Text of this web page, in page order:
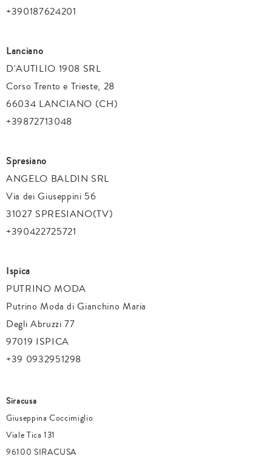
+390187624201
Lanciano
D'AUTILIO 1908 SRL
Corso Trento e Trieste, 28
66034 LANCIANO (CH)
+39872713048
Spresiano
ANGELO BALDIN SRL
Via dei Giuseppini 56
31027 SPRESIANO(TV)
+390422725721
Ispica
PUTRINO MODA
Putrino Moda di Gianchino Maria
Degli Abruzzi 77
97019 ISPICA
+39 0932951298
Siracusa
Giuseppina Coccimiglio
Viale Tica 131
96100 SIRACUSA